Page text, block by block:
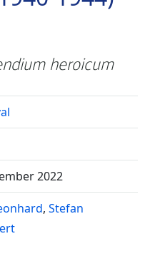
heroicum
2022
Stefan